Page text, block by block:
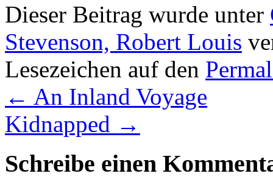
Dieser Beitrag wurde unter
Stevenson, Robert Louis
Lesezeichen auf den
← An Inland Voyage
Kidnapped →
Schreibe einen